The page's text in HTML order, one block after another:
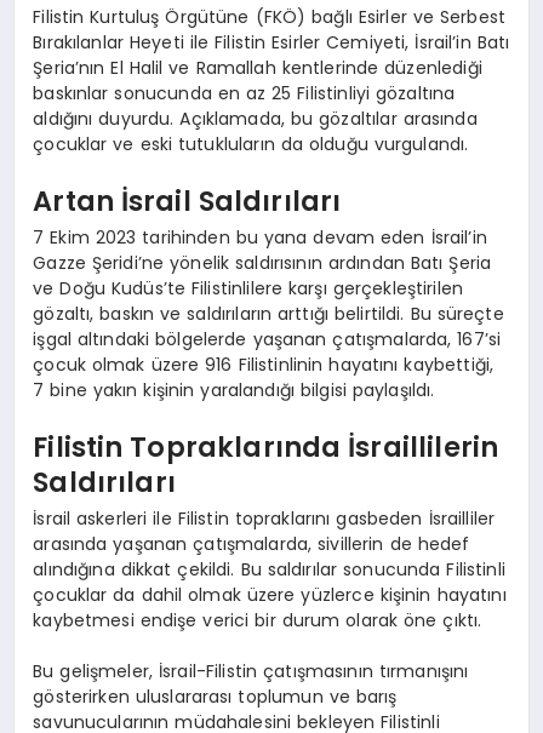
Filistin Kurtuluş Örgütüne (FKÖ) bağlı Esirler ve Serbest
Bırakılanlar Heyeti ile Filistin Esirler Cemiyeti, İsrail’in Batı
Şeria’nın El Halil ve Ramallah kentlerinde düzenlediği
baskınlar sonucunda en az 25 Filistinliyi gözaltına
aldığını duyurdu. Açıklamada, bu gözaltılar arasında
çocuklar ve eski tutukluların da olduğu vurgulandı.
Artan İsrail Saldırıları
7 Ekim 2023 tarihinden bu yana devam eden İsrail’in
Gazze Şeridi’ne yönelik saldırısının ardından Batı Şeria
ve Doğu Kudüs’te Filistinlilere karşı gerçekleştirilen
gözaltı, baskın ve saldırıların arttığı belirtildi. Bu süreçte
işgal altındaki bölgelerde yaşanan çatışmalarda, 167’si
çocuk olmak üzere 916 Filistinlinin hayatını kaybettiği,
7 bine yakın kişinin yaralandığı bilgisi paylaşıldı.
Filistin Topraklarında İsraillilerin
Saldırıları
İsrail askerleri ile Filistin topraklarını gasbeden İsrailliler
arasında yaşanan çatışmalarda, sivillerin de hedef
alındığına dikkat çekildi. Bu saldırılar sonucunda Filistinli
çocuklar da dahil olmak üzere yüzlerce kişinin hayatını
kaybetmesi endişe verici bir durum olarak öne çıktı.
Bu gelişmeler, İsrail-Filistin çatışmasının tırmanışını
gösterirken uluslararası toplumun ve barış
savunucularının müdahalesini bekleyen Filistinli